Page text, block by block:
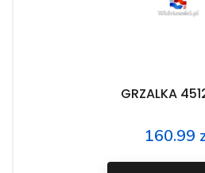
GRZALKA
Price
160.99